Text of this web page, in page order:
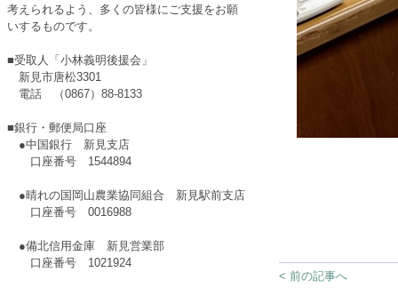
考えられるよう、多くの皆様にご支援をお願
いするものです。
■受取人「小林義明後援会」
新見市唐松3301
電話 （0867）88-8133
■銀行・郵便局口座
●中国銀行 新見支店
口座番号 1544894
●晴れの国岡山農業協同組合 新見駅前支店
口座番号 0016988
●備北信用金庫 新見営業部
口座番号 1021924
< 前の記事へ